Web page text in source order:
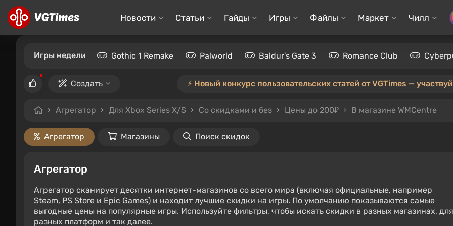
Новости Статьи Гайды Игры Файлы Маркет Чилл
Игры недели Gothic 1 Remake Palworld Baldur's Gate 3 Romance Club
Создать ⚡️ Новый конкурс пользовательских статей от VGTimes —
Агрегатор Для Xbox Series X/S Со скидками и без Цены до 200₽ В магазине WMCentre
Агрегатор Магазины Поиск скидок
Агрегатор
Агрегатор сканирует десятки интернет-магазинов со всего мира (включая официальные, например
Steam, PS Store и Epic Games) и находит лучшие скидки на игры. По умолчанию показываются самые
выгодные цены на популярные игры. Используйте фильтры, чтобы искать скидки в разных магазинах, для
разных платформ и так далее.